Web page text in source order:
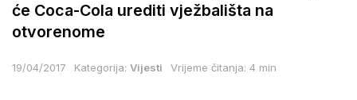
će Coca-Cola urediti vježbališta na
otvorenome
19/04/2017 Kategorija: Vijesti Vrijeme čitanja: 4 min